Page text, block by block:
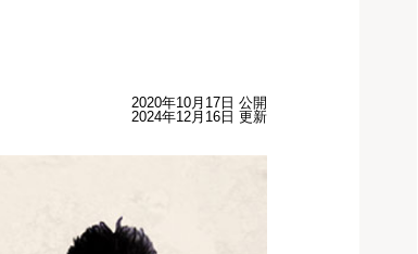
2020年10月17日 公開
2024年12月16日 更新